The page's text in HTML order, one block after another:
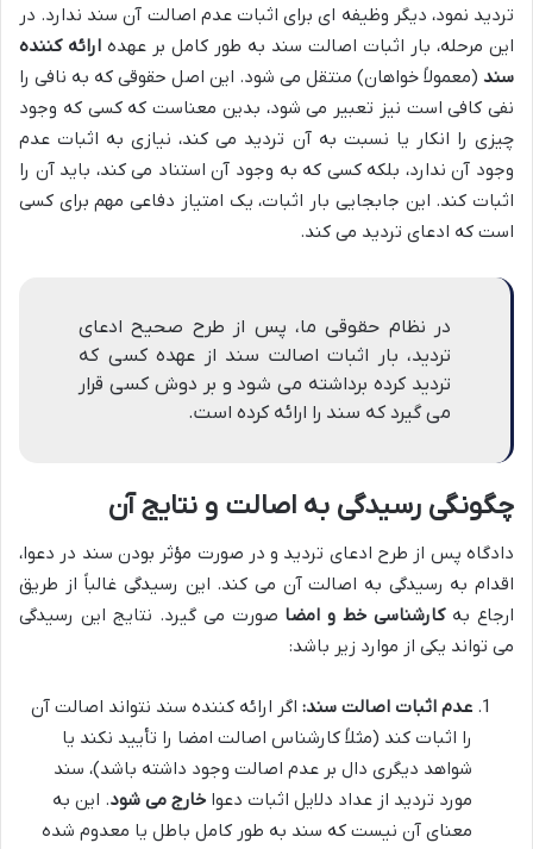
تردید نمود، دیگر وظیفه ای برای اثبات عدم اصالت آن سند ندارد. در
این مرحله، بار اثبات اصالت سند به طور کامل بر عهده ارائه کننده
سند (معمولاً خواهان) منتقل می شود. این اصل حقوقی که به نافی را
نفی کافی است نیز تعبیر می شود، بدین معناست که کسی که وجود
چیزی را انکار یا نسبت به آن تردید می کند، نیازی به اثبات عدم
وجود آن ندارد، بلکه کسی که به وجود آن استناد می کند، باید آن را
اثبات کند. این جابجایی بار اثبات، یک امتیاز دفاعی مهم برای کسی
است که ادعای تردید می کند.
در نظام حقوقی ما، پس از طرح صحیح ادعای
تردید، بار اثبات اصالت سند از عهده کسی که
تردید کرده برداشته می شود و بر دوش کسی قرار
می گیرد که سند را ارائه کرده است.
چگونگی رسیدگی به اصالت و نتایج آن
دادگاه پس از طرح ادعای تردید و در صورت مؤثر بودن سند در دعوا،
اقدام به رسیدگی به اصالت آن می کند. این رسیدگی غالباً از طریق
ارجاع بهکارشناسی خط و امضا صورت می گیرد. نتایج این رسیدگی
می تواند یکی از موارد زیر باشد:
عدم اثبات اصالت سند: اگر ارائه کننده سند نتواند اصالت آن
را اثبات کند (مثلاً کارشناس اصالت امضا را تأیید نکند یا
شواهد دیگری دال بر عدم اصالت وجود داشته باشد)، سند
مورد تردید از عداد دلایل اثبات دعوا خارج می شود. این به
معنای آن نیست که سند به طور کامل باطل یا معدوم شده